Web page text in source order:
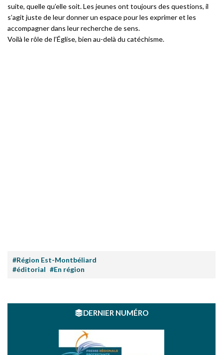
suite, quelle qu’elle soit. Les jeunes ont toujours des questions, il
s’agit juste de leur donner un espace pour les exprimer et les
accompagner dans leur recherche de sens.
Voilà le rôle de l’Église, bien au-delà du catéchisme.
#Région Est-Montbéliard
#éditorial #En région
DERNIER NUMÉRO